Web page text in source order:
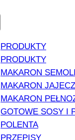
PRODUKTY
PRODUKTY
MAKARON
MAKARON
MAKARON
GOTOWE SOSY I
POLENTA
PRZEPISY